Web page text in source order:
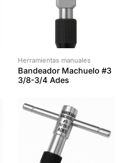
Herramientas manuales
Bandeador Machuelo #3
3/8-3/4 Ades